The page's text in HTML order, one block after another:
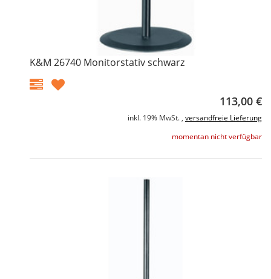
K&M 26740 Monitorstativ schwarz
113,00 €
inkl. 19% MwSt. , versandfreie Lieferung
momentan nicht verfügbar